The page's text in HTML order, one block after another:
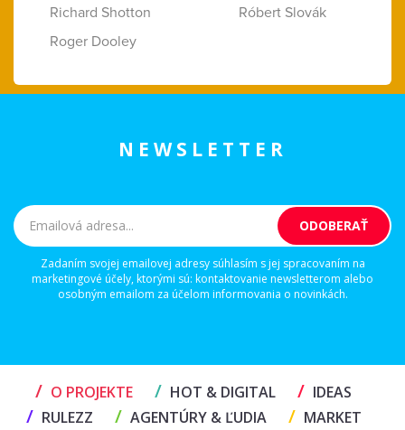
Richard Shotton
Róbert Slovák
Roger Dooley
NEWSLETTER
Zadaním svojej emailovej adresy súhlasím s jej spracovaním na
marketingové účely, ktorými sú: kontaktovanie newsletterom alebo
osobným emailom za účelom informovania o novinkách.
/ O PROJEKTE / HOT & DIGITAL / IDEAS
/ RULEZZ / AGENTÚRY & ĽUDIA / MARKET